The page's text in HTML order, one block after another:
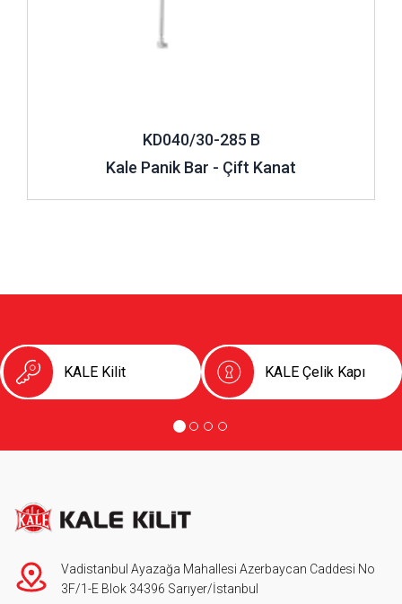
KD040/30-285 B
Kale Panik Bar - Çift Kanat
KALE Kilit KALE Çelik Kapı
Vadistanbul Ayazağa Mahallesi Azerbaycan Caddesi No
3F/1-E Blok 34396 Sarıyer/İstanbul